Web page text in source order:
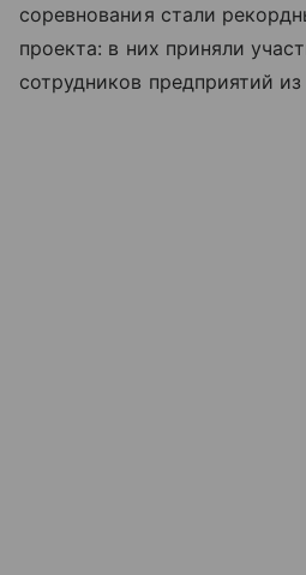
соревнования стали
проекта: в них приняли
сотрудников предприятий